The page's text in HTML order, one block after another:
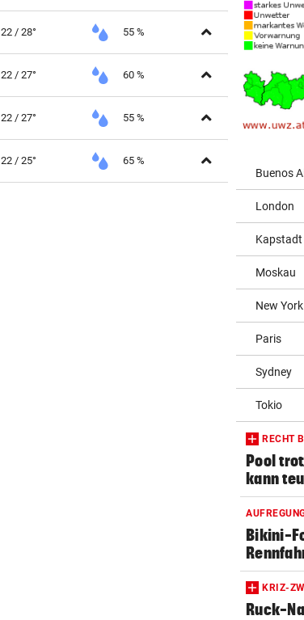
22 / 28° 55 % Aufklappen
22 / 27° 60 % Aufklappen
22 / 27° 55 % Aufklappen
22 / 25° 65 % Aufklappen
Buenos
London
Kapstadt
Moskau
New York
Paris
Sydney
Tokio
RECHT
Pool
kann
Bikini-
KRIZ-
Ruck-